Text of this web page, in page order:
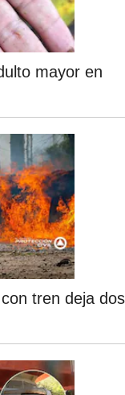
mayor en
tren deja dos